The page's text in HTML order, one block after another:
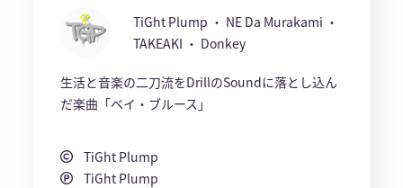
TiGht Plump ・ NE Da Murakami ・
TAKEAKI ・ Donkey
生活と音楽の二刀流をDrillのSoundに落とし込ん
だ楽曲「ベイ・ブルース」
TiGht Plump
TiGht Plump